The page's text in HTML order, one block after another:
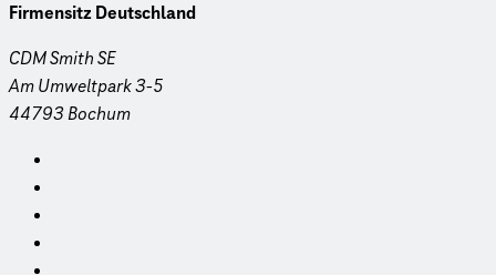
Firmensitz Deutschland
CDM Smith SE
Am Umweltpark 3-5
44793 Bochum